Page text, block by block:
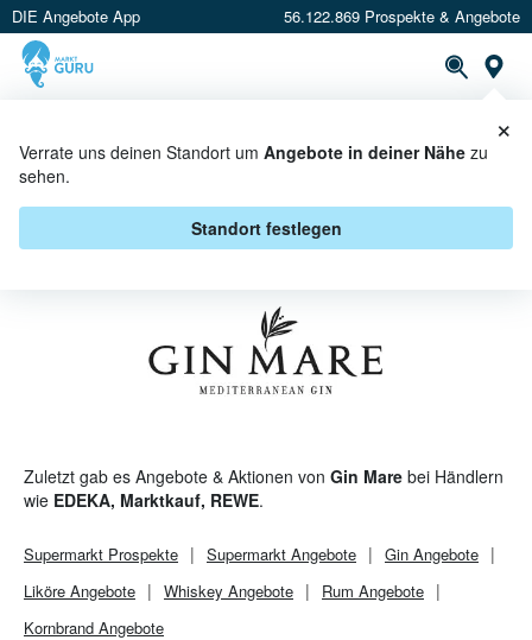
DIE Angebote App 56.122.869 Prospekte & Angebote
Verrate uns deinen Standort um Angebote in deiner Nähe zu
sehen.
Standort festlegen
×
GIN MARE ANGEBOTE &
Zuletzt gab es Angebote & Aktionen von Gin Mare bei Händlern
wie EDEKA, Marktkauf, REWE.
Supermarkt Prospekte Supermarkt Angebote
Gin Angebote
Liköre Angebote
Whiskey Angebote
Rum Angebote
Kornbrand Angebote